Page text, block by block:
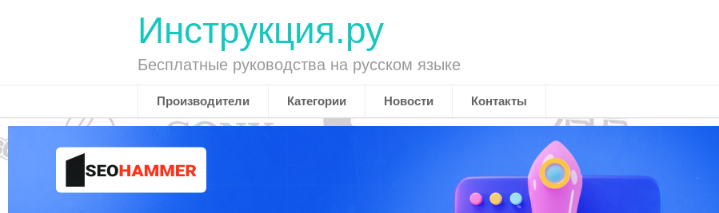
Инструкция.ру
Бесплатные руководства на русском языке
Производители Категории Новости Контакты